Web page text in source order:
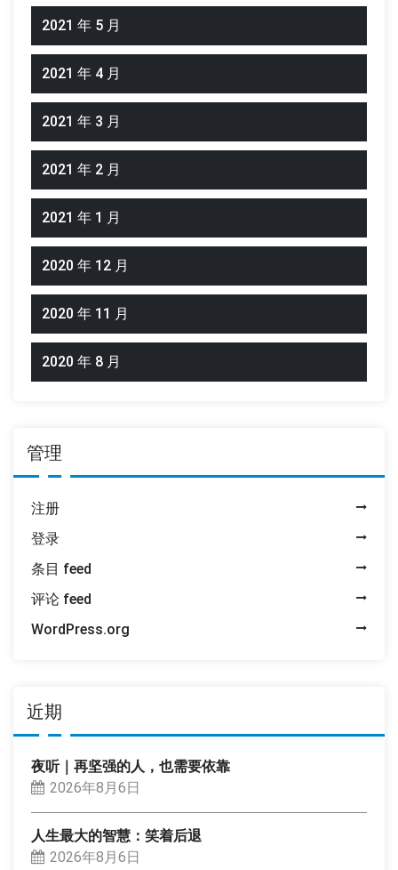
2021 年 5 月
2021 年 4 月
2021 年 3 月
2021 年 2 月
2021 年 1 月
2020 年 12 月
2020 年 11 月
2020 年 8 月
管理
注册
登录
条目 feed
评论 feed
WordPress.org
近期
夜听｜再坚强的人，也需要依靠
2026年8月6日
人生最大的智慧：笑着后退
2026年8月6日